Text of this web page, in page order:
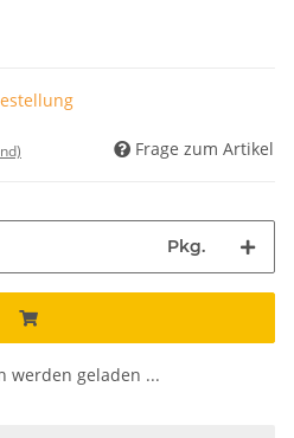
Frage zum Artikel
Pkg.
werden geladen ...